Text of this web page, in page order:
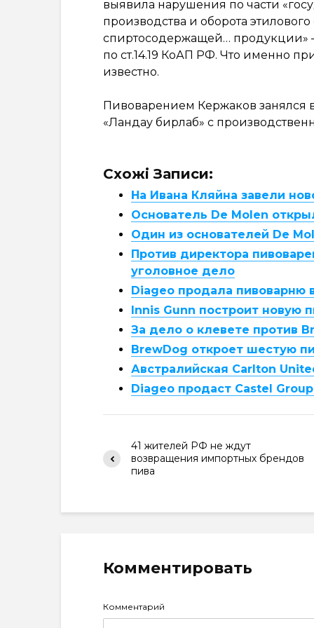
выявила нарушения по части
производства и оборота
спиртосодержащей… продукции»
по ст.14.19 КоАП РФ. Что именно
известно.
Пивоварением Кержаков занялся
«Ландау бирлаб» с
Схожі Записи:
На Ивана Кляйна завели
Основатель De Molen
Один из основателей De
Против директора
уголовное дело
Diageo продала пивоварню
Innis Gunn построит новую
За дело о клевете против
BrewDog откроет шестую
Австралийская Carlton
Diageo продаст Castel
41 жителей РФ не ждут
возвращения импортных брендов
пива
Комментировать
Комментарий